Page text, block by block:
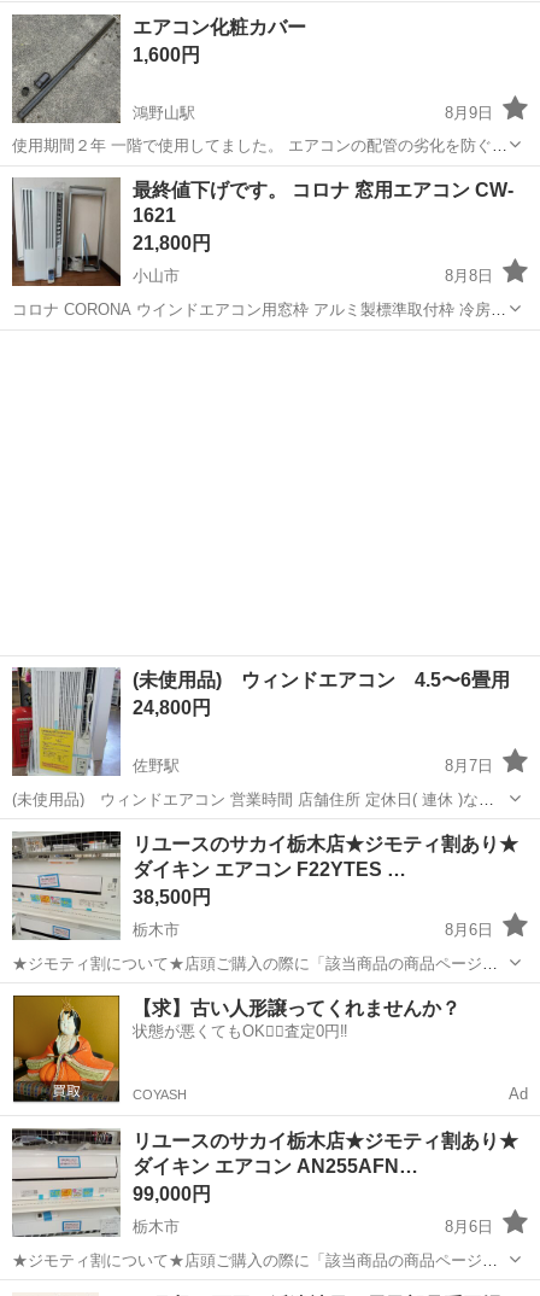
エアコン化粧カバー
1,600円
鴻野山駅
8月9日
使用期間２年 一階で使用してました。 エアコンの配管の劣化を防ぐた
めにも化粧カバーの取り付けをおすすめしています。 また、露出した
配管をカバーで覆うことにより、外観もスッキリして見た目にも綺麗
に仕上がります。 さらに、配管...
栃木 那須烏山市 鴻野山駅 季節、空調家電
最終値下げです。 コロナ 窓用エアコン CW-
1621
21,800円
小山市
8月8日
コロナ CORONA ウインドエアコン用窓枠 アルミ製標準取付枠 冷房専
用シリーズ用標準タイプ ブランド：CORONA（住宅設備） 個数：1個
(未使用品) ウィンドエアコン 4.5〜6畳用
24,800円
佐野駅
8月7日
(未使用品) ウィンドエアコン 営業時間 店舗住所 定休日( 連休 )など
の記載がありますので必ず最後までお読み下さいます様お願い致しま
す。 プロフィール欄にも月の連休情報を記載しておりますのでそちら
も合わせてご確...
栃木 佐野市 季節、空調家電
リユースのサカイ栃木店★ジモティ割あり★
ダイキン エアコン F22YTES …
38,500円
栃木市
8月6日
★ジモティ割について★店頭ご購入の際に「該当商品の商品ページ」
をスタッフまでお見せいただくことでジモティ限定価格（掲載価格の
10%OFF）でご購入が可能です。 ぜひ店頭にてスタッフまでお伝えく
ださいませ。尚お会計後のご申告...
栃木 栃木市 季節、空調家電 サカイ
【求】古い人形譲ってくれませんか？
状態が悪くてもOK🙆‍♀️査定0円‼️
COYASH Ad
リユースのサカイ栃木店★ジモティ割あり★
ダイキン エアコン AN255AFN…
99,000円
栃木市
8月6日
★ジモティ割について★店頭ご購入の際に「該当商品の商品ページ」
をスタッフまでお見せいただくことでジモティ限定価格（掲載価格の
栃木 栃木市 季節、空調家電 サカイ